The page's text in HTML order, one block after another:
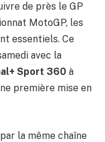
de près le GP
MotoGP, les
essentiels. Ce
avec la
Sport 360 à
première mise en
la même chaîne